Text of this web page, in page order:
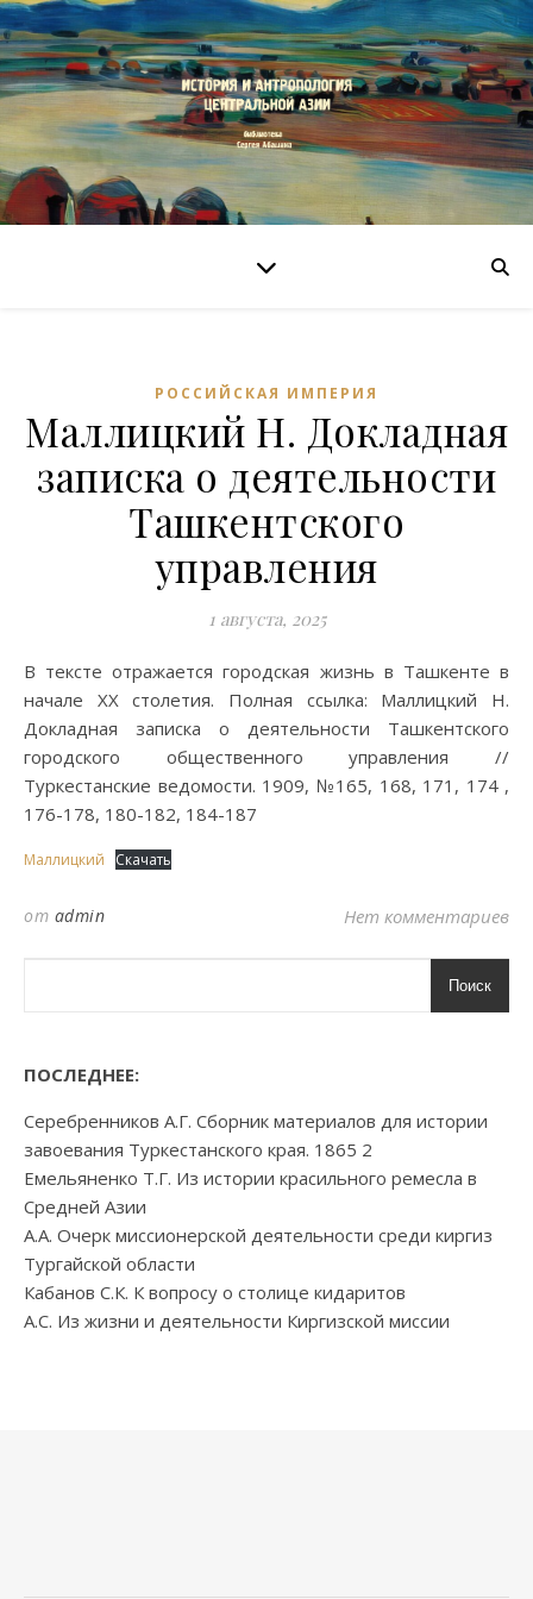
РОССИЙСКАЯ ИМПЕРИЯ
Маллицкий Н. Докладная
записка о деятельности
Ташкентского
управления
1 августа, 2025
В тексте отражается городская жизнь в Ташкенте в
начале XX столетия. Полная ссылка: Маллицкий Н.
Докладная записка о деятельности Ташкентского
городского общественного управления //
Туркестанские ведомости. 1909, №165, 168, 171, 174 ,
176-178, 180-182, 184-187
Маллицкий Скачать
от admin Нет комментариев
Поиск
ПОСЛЕДНЕЕ:
Серебренников А.Г. Сборник материалов для истории
завоевания Туркестанского края. 1865 2
Емельяненко Т.Г. Из истории красильного ремесла в
Средней Азии
А.А. Очерк миссионерской деятельности среди киргиз
Тургайской области
Кабанов С.К. К вопросу о столице кидаритов
А.С. Из жизни и деятельности Киргизской миссии